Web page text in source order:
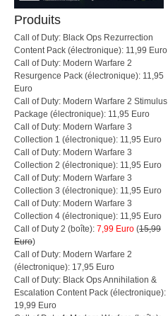
Produits
Call of Duty: Black Ops Rezurrection
Content Pack (électronique): 11,99 Euro
Call of Duty: Modern Warfare 2
Resurgence Pack (électronique): 11,95
Euro
Call of Duty: Modern Warfare 2 Stimulus
Package (électronique): 11,95 Euro
Call of Duty: Modern Warfare 3
Collection 1 (électronique): 11,95 Euro
Call of Duty: Modern Warfare 3
Collection 2 (électronique): 11,95 Euro
Call of Duty: Modern Warfare 3
Collection 3 (électronique): 11,95 Euro
Call of Duty: Modern Warfare 3
Collection 4 (électronique): 11,95 Euro
Call of Duty 2 (boîte): 7,99 Euro (15,99
Euro)
Call of Duty: Modern Warfare 2
(électronique): 17,95 Euro
Call of Duty: Black Ops Annihilation &
Escalation Content Pack (électronique):
19,99 Euro